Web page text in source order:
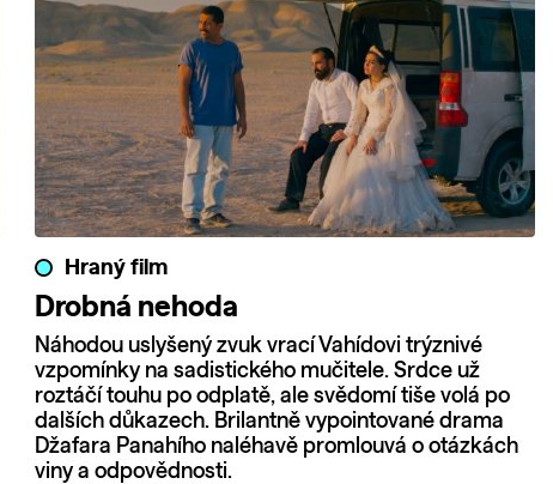
Hraný film
Drobná nehoda
Náhodou uslyšený zvuk vrací Vahídovi trýznivé
vzpomínky na sadistického mučitele. Srdce už
roztáčí touhu po odplatě, ale svědomí tiše volá po
dalších důkazech. Brilantně vypointované drama
Džafara Panahího naléhavě promlouvá o otázkách
viny a odpovědnosti.